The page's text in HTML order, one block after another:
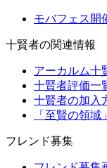
モバフェス開
十賢者の関連情報
アーカルム十
十賢者評価一
十賢者の加入
「至賢の領域
フレンド募集